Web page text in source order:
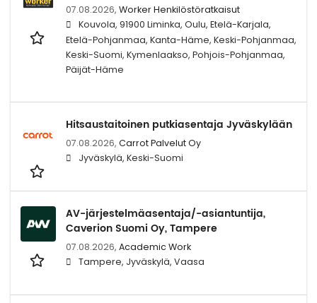
07.08.2026, Worker Henkilöstöratkaisut
Kouvola, 91900 Liminka, Oulu, Etelä-Karjala,
Etelä-Pohjanmaa, Kanta-Häme, Keski-Pohjanmaa,
Keski-Suomi, Kymenlaakso, Pohjois-Pohjanmaa,
Päijät-Häme
Hitsaustaitoinen putkiasentaja Jyväskylään
07.08.2026, Carrot Palvelut Oy
Jyväskylä, Keski-Suomi
AV-järjestelmäasentaja/-asiantuntija,
Caverion Suomi Oy, Tampere
07.08.2026, Academic Work
Tampere, Jyväskylä, Vaasa